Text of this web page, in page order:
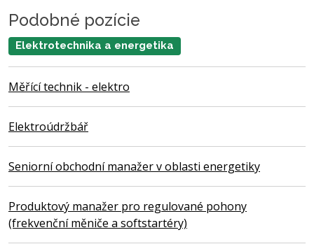
Podobné pozície
Elektrotechnika a energetika
Měřící technik - elektro
Elektroúdržbář
Seniorní obchodní manažer v oblasti energetiky
Produktový manažer pro regulované pohony
(frekvenční měniče a softstartéry)